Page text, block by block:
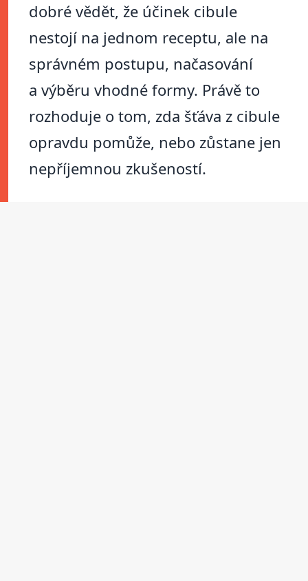
dobré vědět, že účinek cibule
nestojí na jednom receptu, ale na
správném postupu, načasování
a výběru vhodné formy. Právě to
rozhoduje o tom, zda šťáva z cibule
opravdu pomůže, nebo zůstane jen
nepříjemnou zkušeností.